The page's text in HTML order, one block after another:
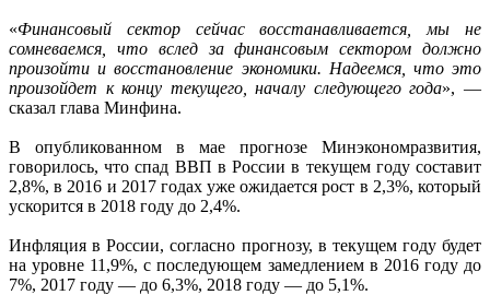
«Финансовый сектор сейчас восстанавливается, мы не
сомневаемся, что вслед за финансовым сектором должно
произойти и восстановление экономики. Надеемся, что это
произойдет к концу текущего, началу следующего года», —
сказал глава Минфина.
В опубликованном в мае прогнозе Минэкономразвития,
говорилось, что спад ВВП в России в текущем году составит
2,8%, в 2016 и 2017 годах уже ожидается рост в 2,3%, который
ускорится в 2018 году до 2,4%.
Инфляция в России, согласно прогнозу, в текущем году будет
на уровне 11,9%, с последующем замедлением в 2016 году до
7%, 2017 году — до 6,3%, 2018 году — до 5,1%.